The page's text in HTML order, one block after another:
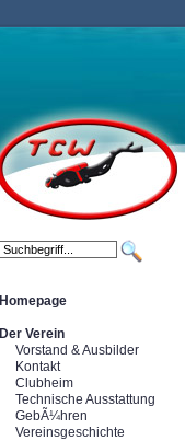
Homepage
Der Verein
Vorstand & Ausbilder
Kontakt
Clubheim
Technische Ausstattung
GebÃ¼hren
Vereinsgeschichte